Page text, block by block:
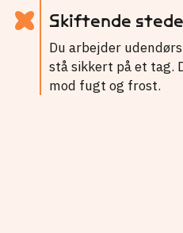
Skiftende
Du arbejder
stå sikkert på et tag.
mod fugt og frost.